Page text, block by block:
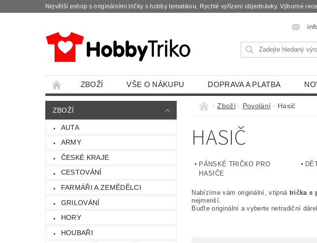
Největší eshop s originálními tričky s hobby tematikou. Rychlé vyřízení objednávky. Výborné
ZBOŽÍ VŠE O NÁKUPU DOPRAVA A PLATBA
ZBOŽÍ
AUTA
ARMY
ČESKÉ KRAJE
CESTOVÁNÍ
FARMÁŘI A ZEMĚDĚLCI
GRILOVÁNÍ
HORY
HOUBAŘI
Zboží Povolání Hasič
HASIČ
PÁNSKÉ TRIČKO PRO
HASIČE
Nabízíme vám originální, vtipná trička s
nejmenší.
Buďte originální a vyberte netradiční